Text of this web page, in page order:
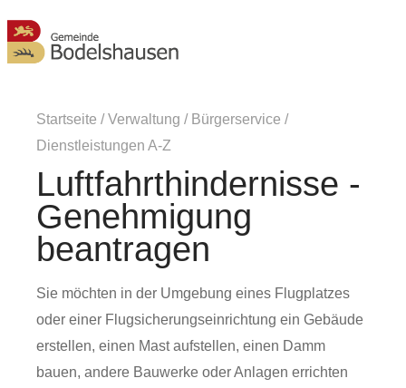
Startseite /Verwaltung / Bürgerservice /
Dienstleistungen A-Z
Luftfahrthindernisse -
Genehmigung
beantragen
Sie möchten in der Umgebung eines Flugplatzes
oder einer Flugsicherungseinrichtung ein Gebäude
erstellen, einen Mast aufstellen, einen Damm
bauen, andere Bauwerke oderAnlagen errichten